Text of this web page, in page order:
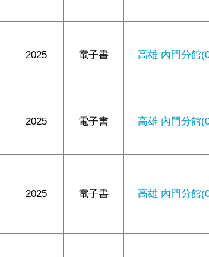
2025 電子書 高雄 內門分館
2025 電子書 高雄 內門分館
2025 電子書 高雄 內門分館